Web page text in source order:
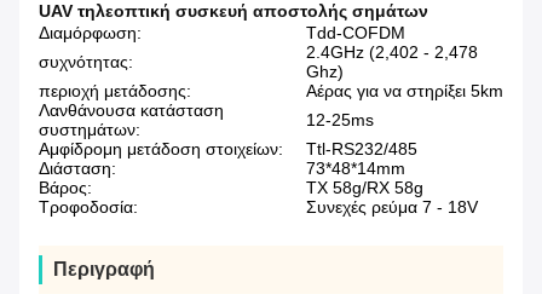
UAV τηλεοπτική συσκευή αποστολής σημάτων
Διαμόρφωση:
Tdd-COFDM
συχνότητας:
2.4GHz (2,402 - 2,478
Ghz)
περιοχή μετάδοσης:
Αέρας για να στηρίξει 5km
Λανθάνουσα κατάσταση
συστημάτων:
12-25ms
Αμφίδρομη μετάδοση στοιχείων:
Ttl-RS232/485
Διάσταση:
73*48*14mm
Βάρος:
TX 58g/RX 58g
Τροφοδοσία:
Συνεχές ρεύμα 7 - 18V
Περιγραφή